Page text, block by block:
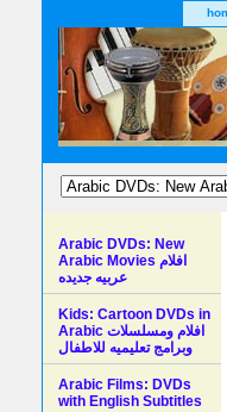
Arabic DVDs: New
Arabic Movies افلام
عربيه جديده
Kids: Cartoon DVDs in
Arabic افلام ومسلسلات
وبرامج تعليميه للاطفال
Arabic Films: DVDs
with English Subtitles